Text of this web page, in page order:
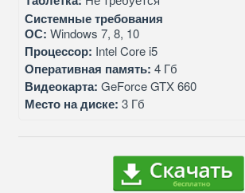
Системные требования
ОС: Windows 7, 8, 10
Процессор: Intel Core i5
Оперативная память: 4 Гб
Видеокарта: GeForce GTX 660
Место на диске: 3 Гб